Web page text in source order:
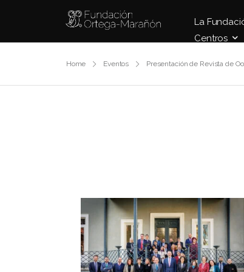
La
Centros
Home Eventos Presentación de Revista de